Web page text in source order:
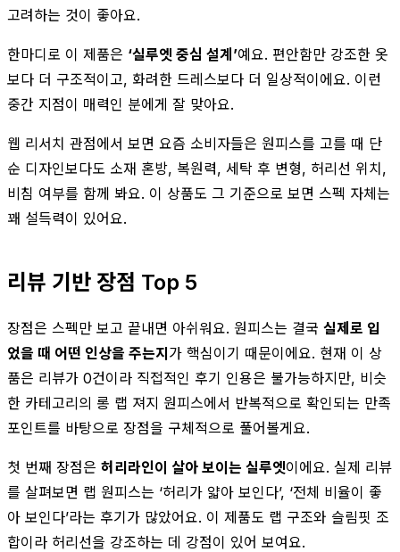
고려하는 것이 좋아요.
한마디로 이 제품은 ‘실루엣 중심 설계’예요. 편안함만 강조한 옷
보다 더 구조적이고, 화려한 드레스보다 더 일상적이에요. 이런
중간 지점이 매력인 분에게 잘 맞아요.
웹 리서치 관점에서 보면 요즘 소비자들은 원피스를 고를 때 단
순 디자인보다도 소재 혼방, 복원력, 세탁 후 변형, 허리선 위치,
비침 여부를 함께 봐요. 이 상품도 그 기준으로 보면 스펙 자체는
꽤 설득력이 있어요.
리뷰 기반 장점 Top 5
장점은 스펙만 보고 끝내면 아쉬워요. 원피스는 결국 실제로 입
었을 때 어떤 인상을 주는지가 핵심이기 때문이에요. 현재 이 상
품은 리뷰가 0건이라 직접적인 후기 인용은 불가능하지만, 비슷
한 카테고리의 롱 랩 져지 원피스에서 반복적으로 확인되는 만족
포인트를 바탕으로 장점을 구체적으로 풀어볼게요.
첫 번째 장점은 허리라인이 살아 보이는 실루엣이에요. 실제 리뷰
를 살펴보면 랩 원피스는 ‘허리가 얇아 보인다’, ‘전체 비율이 좋
아 보인다’라는 후기가 많았어요. 이 제품도 랩 구조와 슬림핏 조
합이라 허리선을 강조하는 데 강점이 있어 보여요.